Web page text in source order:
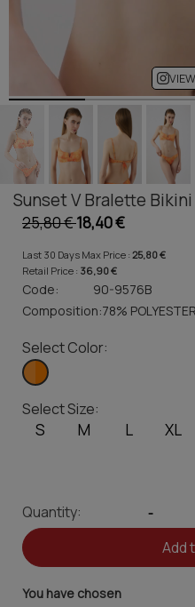
Sunset V Bralette Bikini
25,80 €18,40 €
Last 30 Days Max Price : 25,80 €
Retail Price : 36,90 €
Code:
90-9576B
Composition:78%
Select Color:
Select Size:
S M L XL
Quantity: -
Add
You have chosen